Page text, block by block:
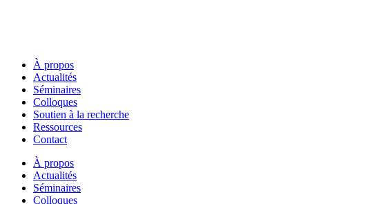
À propos
Actualités
Séminaires
Colloques
Soutien à la recherche
Ressources
Contact
À propos
Actualités
Séminaires
Colloques